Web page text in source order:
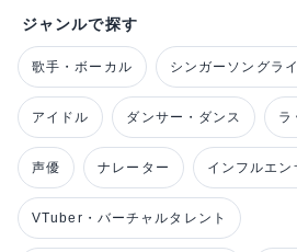
ジャンルで探す
歌手・ボーカル シンガーソングラ
アイドル ダンサー・ダンス ラ
声優 ナレーター インフルエン
VTuber・バーチャルタレント